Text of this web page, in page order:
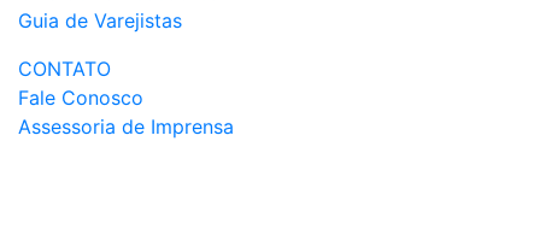
Guia de Varejistas
CONTATO
Fale Conosco
Assessoria de Imprensa